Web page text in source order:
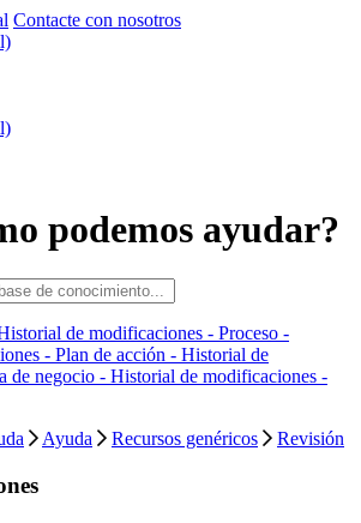
Contacte con nosotros
podemos ayudar?
de modificaciones - Proceso -
- Plan de acción - Historial de
de negocio - Historial de modificaciones -
Ayuda Recursos genéricos Revisión